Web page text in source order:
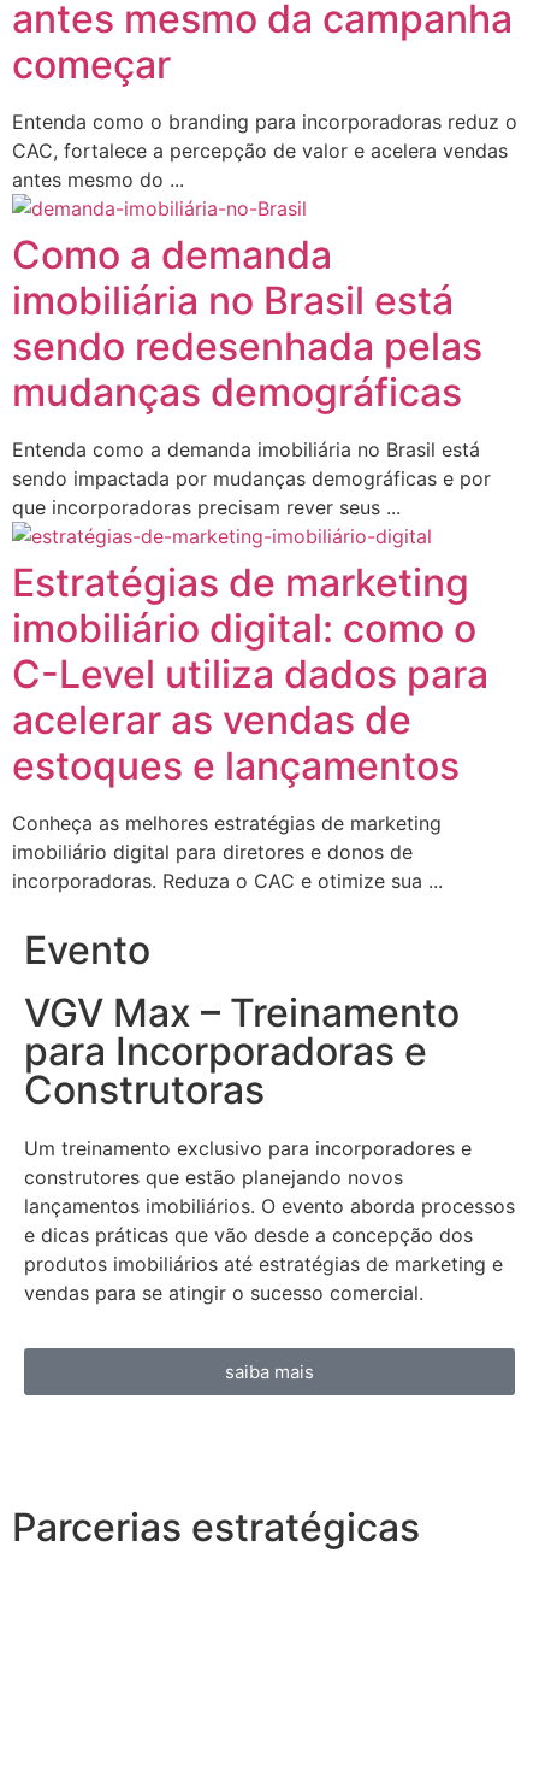
antes mesmo da campanha
começar
Entenda como o branding para incorporadoras reduz o
CAC, fortalece a percepção de valor e acelera vendas
antes mesmo do ...
Como a demanda
imobiliária no Brasil está
sendo redesenhada pelas
mudanças demográficas
Entenda como a demanda imobiliária no Brasil está
sendo impactada por mudanças demográficas e por
que incorporadoras precisam rever seus ...
Estratégias de marketing
imobiliário digital: como o
C-Level utiliza dados para
acelerar as vendas de
estoques e lançamentos
Conheça as melhores estratégias de marketing
imobiliário digital para diretores e donos de
incorporadoras. Reduza o CAC e otimize sua ...
Evento
VGV Max – Treinamento
para Incorporadoras e
Construtoras
Um treinamento exclusivo para incorporadores e
construtores que estão planejando novos
lançamentos imobiliários. O evento aborda processos
e dicas práticas que vão desde a concepção dos
produtos imobiliários até estratégias de marketing e
vendas para se atingir o sucesso comercial.
saiba mais
Parcerias estratégicas